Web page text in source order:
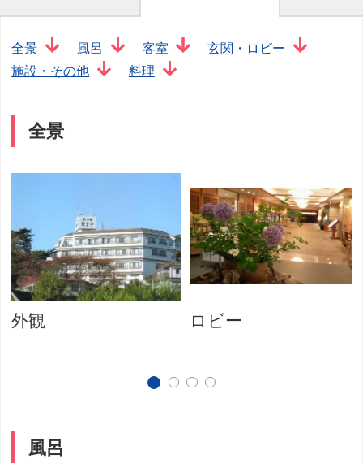
全景 風呂 客室
玄関・ロビー
施設・その他
料理
全景
外観 ロビー
風呂